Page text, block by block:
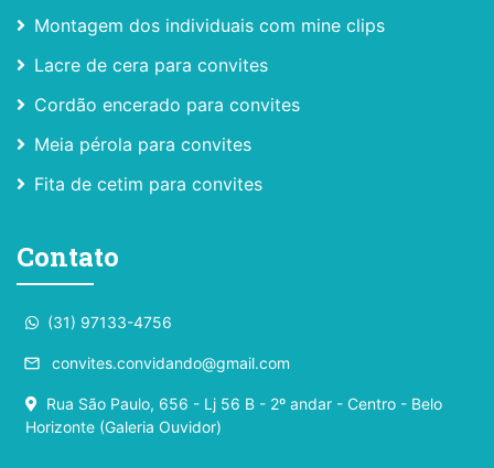
Montagem dos individuais com mine clips
Lacre de cera para convites
Cordão encerado para convites
Meia pérola para convites
Fita de cetim para convites
Contato
(31) 97133-4756
email convites.convidando@gmail.com
Rua São Paulo, 656 - Lj 56 B - 2º andar - Centro - Belo
Horizonte (Galeria Ouvidor)